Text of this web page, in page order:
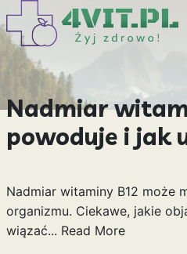
Nadmiar
powoduje i jak
Nadmiar witaminy B12 może
organizmu. Ciekawe, jakie
wiązać... Read More